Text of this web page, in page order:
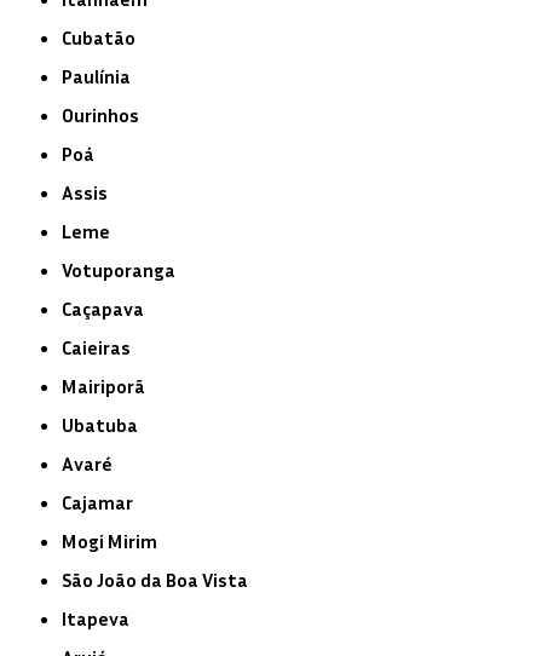
Cubatão
Paulínia
Ourinhos
Poá
Assis
Leme
Votuporanga
Caçapava
Caieiras
Mairiporã
Ubatuba
Avaré
Cajamar
Mogi Mirim
São João da Boa Vista
Itapeva